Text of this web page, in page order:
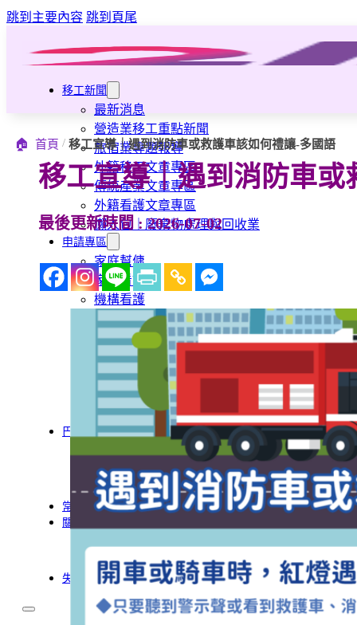
跳到主要內容 跳到頁尾
移工新聞
最新消息
營造業移工重點新聞
旅宿業專題報導
外籍移工文章專區
傳統產業文章專區
外籍看護文章專區
懶人包｜廢棄物處理與回收業
申請專區
家庭幫傭
家庭看護
機構看護
資源回收業移工
製造業移工
白領專業移工
農業移工
營造業移工
餐飲旅宿-實習生專區
巴氏量表
「3分鐘」巴氏量表評估
巴氏量表是什麼?
多元免評
常見問題
關於我們
歷年評鑑成績
失聯協尋
🏠 首頁 / 移工宣導｜遇到消防車或救護車該如何禮讓-多國語
移工宣導｜遇到消防車
最後更新時間 : 2026-07-02